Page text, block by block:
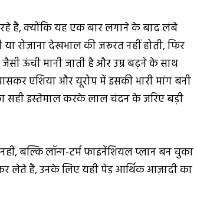
हैं, क्योंकि यह एक बार लगाने के बाद लंबे
रोज़ाना देखभाल की जरूरत नहीं होती, फिर
ऊंची मानी जाती है और उम्र बढ़ने के साथ
एशिया और यूरोप में इसकी भारी मांग बनी
सही इस्तेमाल करके लाल चंदन के जरिए बड़ी
बल्कि लॉन्ग-टर्म फाइनेंशियल प्लान बन चुका
लेते हैं, उनके लिए यही पेड़ आर्थिक आज़ादी का